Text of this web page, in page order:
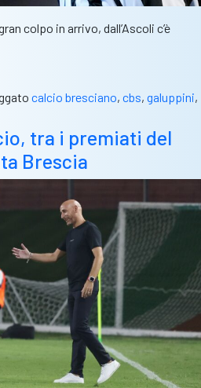
colpo in arrivo, dall’Ascoli c’è
calcio bresciano, cbs, galuppini,
tra i premiati del
Brescia